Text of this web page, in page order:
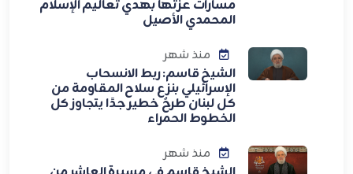
مسارات عزتها بهدي تعاليم الإسلام
المحمدي الأصيل
منذ شهر
الشيخ قاسم: ربط الانسحاب
الإسرائيلي بنزع سلاح المقاومة من
كل لبنان طرحٌ خطير جدًا يتجاوز كل
الخطوط الحمراء
منذ شهر